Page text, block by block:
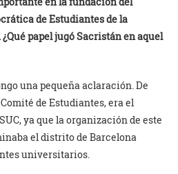
de Estudiantes de la
papel jugó Sacristán en aquel
una pequeña aclaración. De
de Estudiantes, era el
ya que la organización de este
el distrito de Barcelona
universitarios.